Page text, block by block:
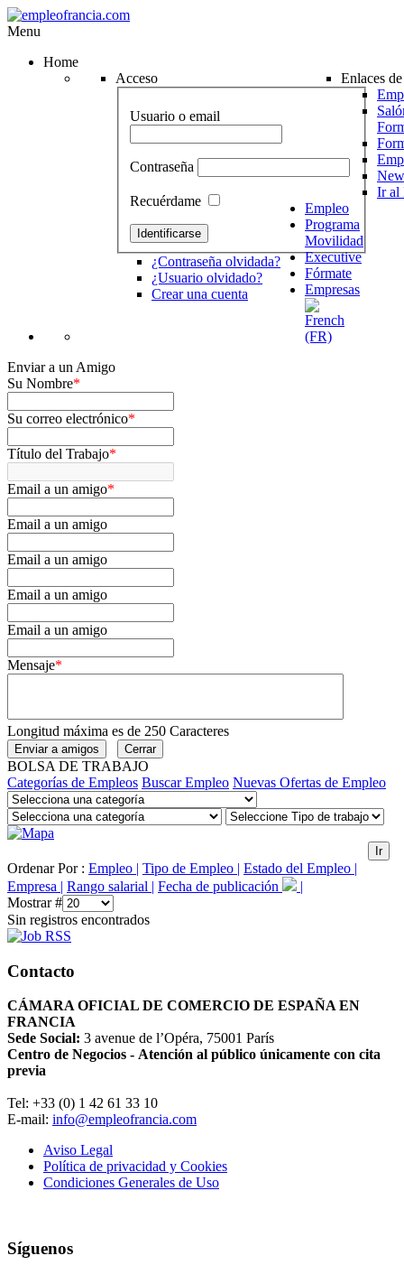
Menu
Home
Acceso
Usuario o email
Contraseña
Recuérdame
¿Contraseña olvidada?
¿Usuario olvidado?
Crear una cuenta
Enlaces
Ir al
Empleo
Programa
Movilidad
Executive
Fórmate
Empresas
Enviar a un Amigo
Su Nombre*
Su correo electrónico*
Título del Trabajo*
Email a un amigo*
Email a un amigo
Email a un amigo
Email a un amigo
Email a un amigo
Mensaje*
Longitud máxima es de 250 Caracteres
BOLSA DE TRABAJO
Categorías de Empleos Buscar Empleo Nuevas Ofertas de Empleo
Ir
Ordenar Por : Empleo | Tipo de Empleo | Estado del Empleo |
Empresa | Rango salarial | Fecha de publicación
|
Mostrar #
Sin registros encontrados
Contacto
CÁMARA OFICIAL DE COMERCIO DE ESPAÑA EN
FRANCIA
Sede Social: 3 avenue de l’Opéra, 75001 París
Centro de Negocios - Atención al público únicamente con cita
previa
Tel: +33 (0) 1 42 61 33 10
E-mail: info@empleofrancia.com
Aviso Legal
Política de privacidad y Cookies
Condiciones Generales de Uso
Síguenos